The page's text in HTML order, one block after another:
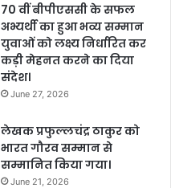
70 वीं बीपीएससी के सफल
अभ्यर्थी का हुआ भव्य सम्मान
युवाओं को लक्ष्य निर्धारित कर
कड़ी मेहनत करने का दिया
संदेश।
June 27, 2026
लेखक प्रफुल्लचंद्र ठाकुर को
भारत गौरव सम्मान से
सम्मानित किया गया।
June 21, 2026